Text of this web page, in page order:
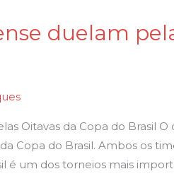
duelam
Oitavas da Copa do Brasil
Copa do Brasil. Ambos os
é um dos torneios mais